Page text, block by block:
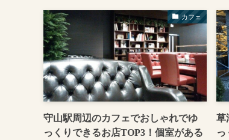
カフェ
守山駅周辺のカフェでおしゃれでゆ
っくりできるお店TOP3！個室がある
草
っ